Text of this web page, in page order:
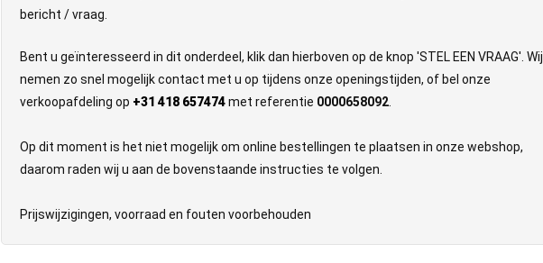
bericht / vraag.
Bent u geïnteresseerd in dit onderdeel, klik dan hierboven op de knop 'STEL EEN VRAAG'. Wij
nemen zo snel mogelijk contact met u op tijdens onze openingstijden, of bel onze
verkoopafdeling op +31 418 657474met referentie 0000658092
Op dit moment is het niet mogelijk om online bestellingen te plaatsen in onze webshop,
daarom raden wij u aan de bovenstaande instructies te volgen.
Prijswijzigingen, voorraad en fouten voorbehouden